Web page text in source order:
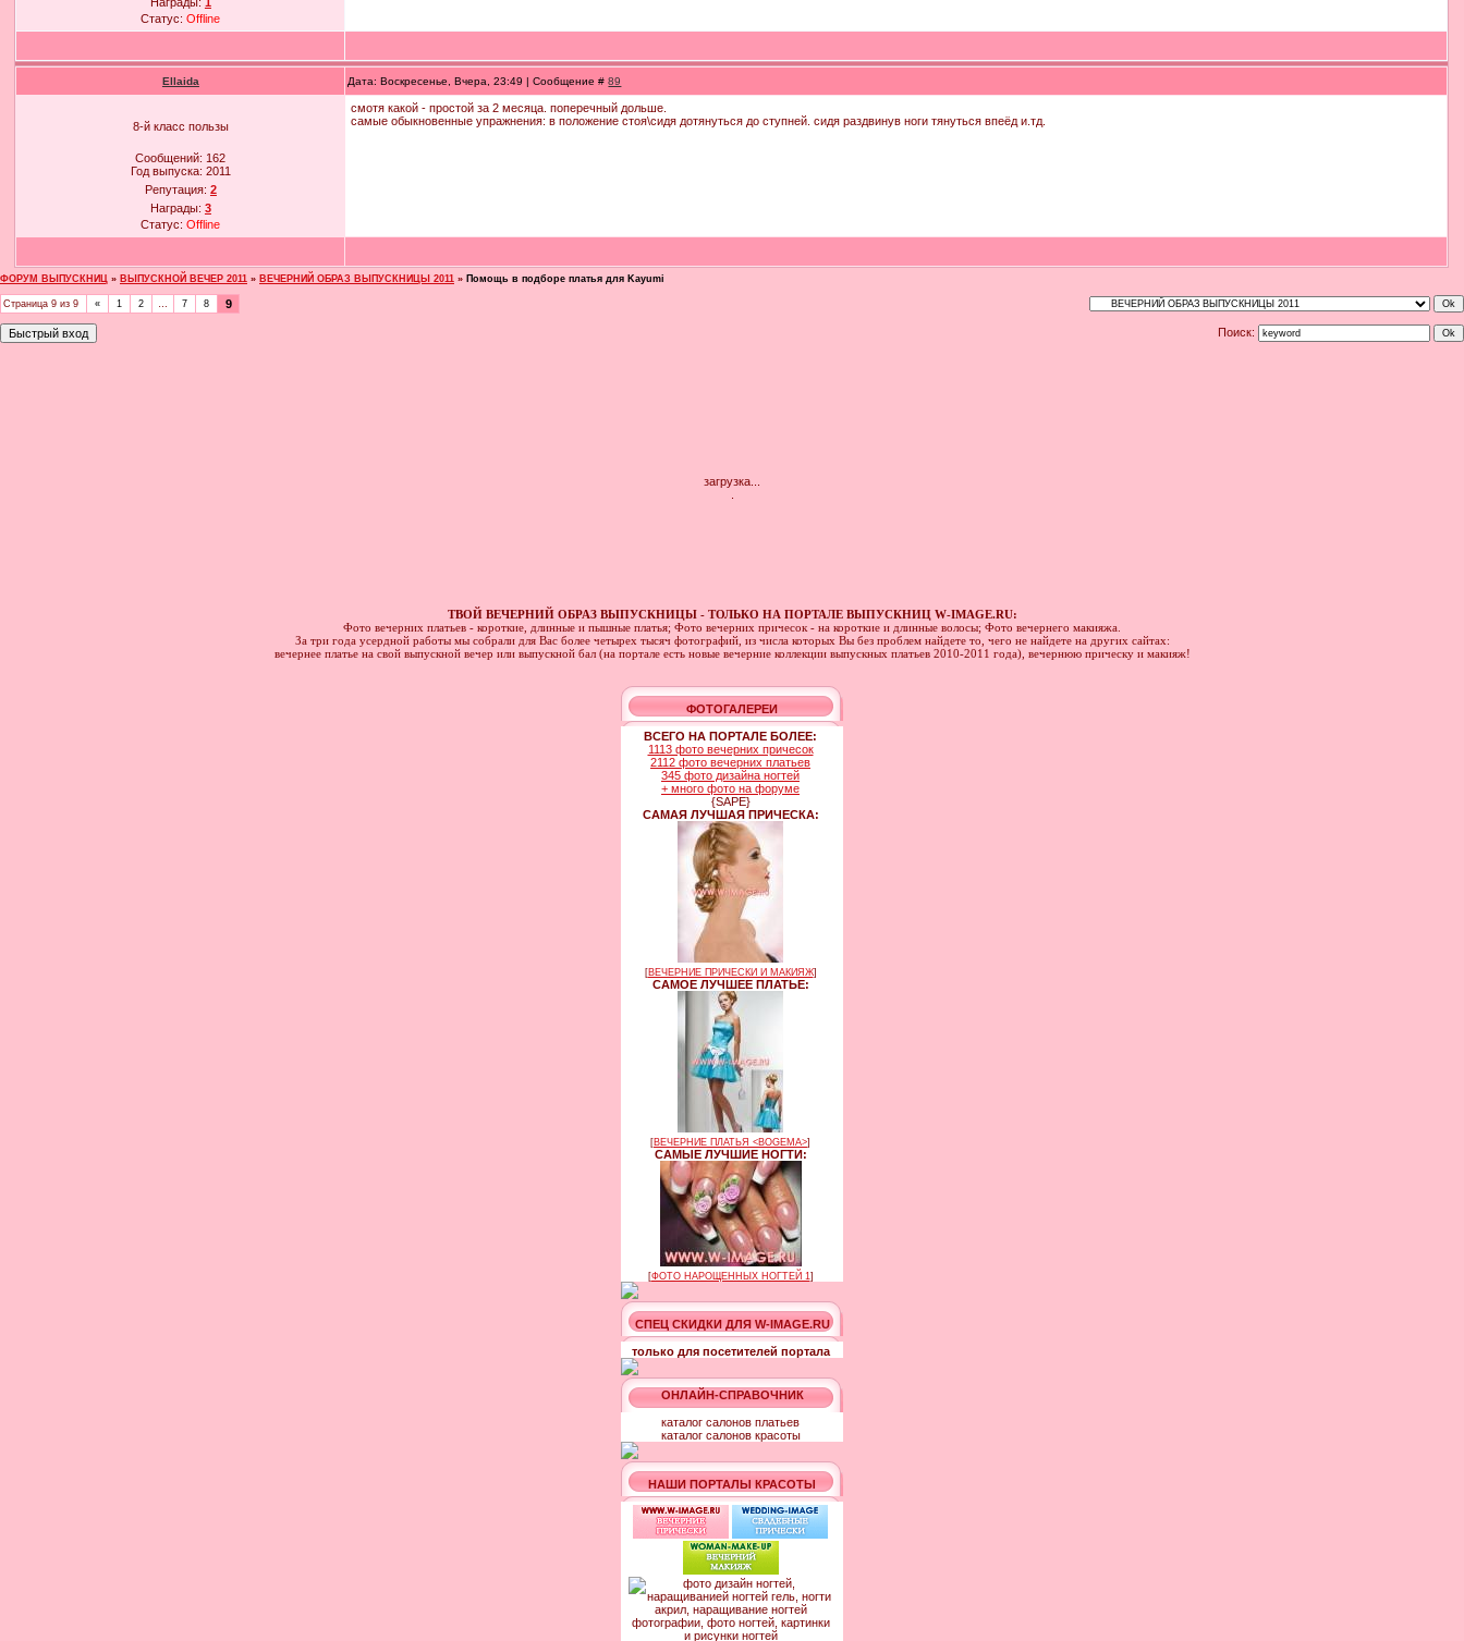
Награды: 1
Статус:Offline
Ellaida Дата: Воскресенье, Вчера, 23:49 | Сообщение #89
8-й класс пользы
Сообщений:162
Год выпуска: 2011
Репутация: 2
Награды: 3
Статус:Offline
смотя какой - простой за 2 месяца. поперечный дольше.
самые обыкновенные упражнения: в положение стоя\сидя дотянуться до ступней. сидя раздвинув ноги тянуться впеёд и.тд.
ФОРУМ ВЫПУСКНИЦ » ВЫПУСКНОЙ ВЕЧЕР 2011 » ВЕЧЕРНИЙ ОБРАЗ ВЫПУСКНИЦЫ 2011 » Помощь в подборе платья для Kayumi
Страница 9 из 9 « 1 2 … 7 8 9
Поиск:
загрузка...
.
ТВОЙ ВЕЧЕРНИЙ ОБРАЗ ВЫПУСКНИЦЫ - ТОЛЬКО НА ПОРТАЛЕ ВЫПУСКНИЦ W-IMAGE.RU:
Фото вечерних платьев - короткие, длинные и пышные платья; Фото вечерних причесок - на короткие и длинные волосы; Фото вечернего макияжа.
За три года усердной работы мы собрали для Вас более четырех тысяч фотографий, из числа которых Вы без проблем найдете то, чего не найдете на других сайтах:
вечернее платье на свой выпускной вечер или выпускной бал (на портале есть новые вечерние коллекции выпускных платьев 2010-2011 года), вечернюю прическу и макияж!
ФОТОГАЛЕРЕИ
ВСЕГО НА ПОРТАЛЕ БОЛЕЕ:
1113 фото вечерних причесок
2112 фото вечерних платьев
345 фото дизайна ногтей
+ много фото на форуме
{SAPE}
САМАЯ ЛУЧШАЯ ПРИЧЕСКА:
[ВЕЧЕРНИЕ ПРИЧЕСКИ И МАКИЯЖ]
САМОЕ ЛУЧШЕЕ ПЛАТЬЕ:
[ВЕЧЕРНИЕ ПЛАТЬЯ <BOGEMA>]
САМЫЕ ЛУЧШИЕ НОГТИ:
[ФОТО НАРОЩЕННЫХ НОГТЕЙ 1]
СПЕЦ СКИДКИ ДЛЯ W-IMAGE.RU
только для посетителей портала
ОНЛАЙН-СПРАВОЧНИК
каталог салонов платьев
каталог салонов красоты
НАШИ ПОРТАЛЫ КРАСОТЫ